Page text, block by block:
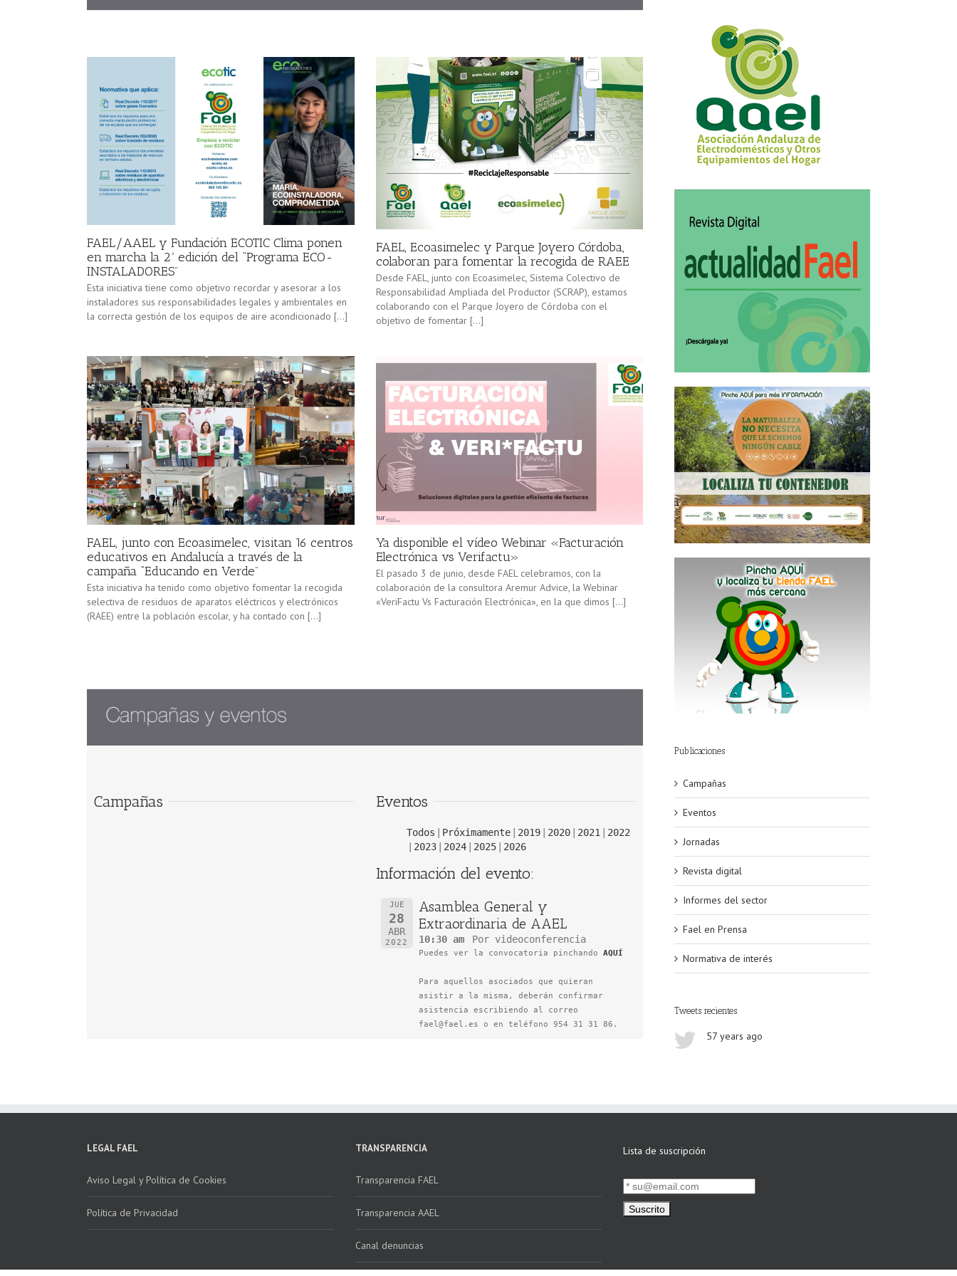
FAEL/AAEL y Fundación ECOTIC Clima ponen
en marcha la 2ª edición del “Programa ECO-
INSTALADORES”
Esta iniciativa tiene como objetivo recordar y asesorar a los
instaladores sus responsabilidades legales y ambientales en
la correcta gestión de los equipos de aire acondicionado […]
FAEL, Ecoasimelec y Parque Joyero Córdoba,
colaboran para fomentar la recogida de RAEE
Desde FAEL, junto con Ecoasimelec, Sistema Colectivo de
Responsabilidad Ampliada del Productor (SCRAP), estamos
colaborando con el Parque Joyero de Córdoba con el
objetivo de fomentar […]
FAEL, junto con Ecoasimelec, visitan 16 centros
educativos en Andalucía a través de la
campaña “Educando en Verde”
Esta iniciativa ha tenido como objetivo fomentar la recogida
selectiva de residuos de aparatos eléctricos y electrónicos
(RAEE) entre la población escolar, y ha contado con […]
Ya disponible el vídeo Webinar «Facturación
Electrónica vs Verifactu»
El pasado 3 de junio, desde FAEL celebramos, con la
colaboración de la consultora Aremur Advice, la Webinar
«VeriFactu Vs Facturación Electrónica», en la que dimos […]
Campañas Eventos
Todos Próximamente 2019 2020 2021
2022
2023
2024 2025 2026
Información del evento:
JUE
28
ABR
2022
Asamblea General y
Extraordinaria de AAEL
10:30 am Por videoconferencia
Puedes ver la convocatoria pinchando AQUÍ
Para aquellos asociados que quieran
asistir a la misma, deberán confirmar
asistencia escribiendo al correo
fael@fael.es o en teléfono 954 31 31 86.
Publicaciones
Campañas
Eventos
Jornadas
Revista digital
Informes del sector
Fael en Prensa
Normativa de interés
Tweets recientes
57 years ago
LEGAL FAEL
Aviso Legal y Política de Cookies
Política de Privacidad
TRANSPARENCIA
Transparencia FAEL
Transparencia AAEL
Canal denuncias
Lista de suscripción